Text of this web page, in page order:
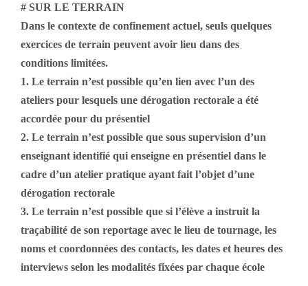
# SUR LE TERRAIN
Dans le contexte de confinement actuel, seuls quelques
exercices de terrain peuvent avoir lieu dans des
conditions limitées.
1. Le terrain n’est possible qu’en lien avec l’un des
ateliers pour lesquels une dérogation rectorale a été
accordée pour du présentiel
2. Le terrain n’est possible que sous supervision d’un
enseignant identifié qui enseigne en présentiel dans le
cadre d’un atelier pratique ayant fait l’objet d’une
dérogation rectorale
3. Le terrain n’est possible que si l’élève a instruit la
traçabilité de son reportage avec le lieu de tournage, les
noms et coordonnées des contacts, les dates et heures des
interviews selon les modalités fixées par chaque école